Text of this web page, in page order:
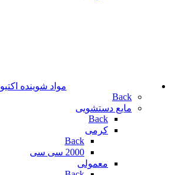
مواد شوینده اکتیو
Back
مایع دستشویی
Back
کرمی
Back
2000 سی سی
معمولی